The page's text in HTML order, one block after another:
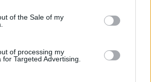
specified purposes in below Google
of the Sale of my
of processing my
Targeted Advertising.
trikrat
v
zvezdami: na Trgu svobode bo
zazvenel Ljubezenski napoj